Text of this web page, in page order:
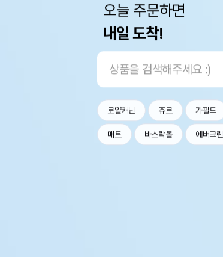
오늘 주문하면
내일 도착!
로얄캐닌 츄르 가필드
매트 바스락볼 에버크린